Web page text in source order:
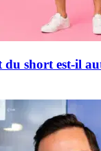
short est-il